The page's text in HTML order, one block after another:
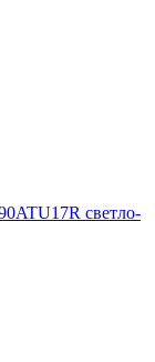
светло-